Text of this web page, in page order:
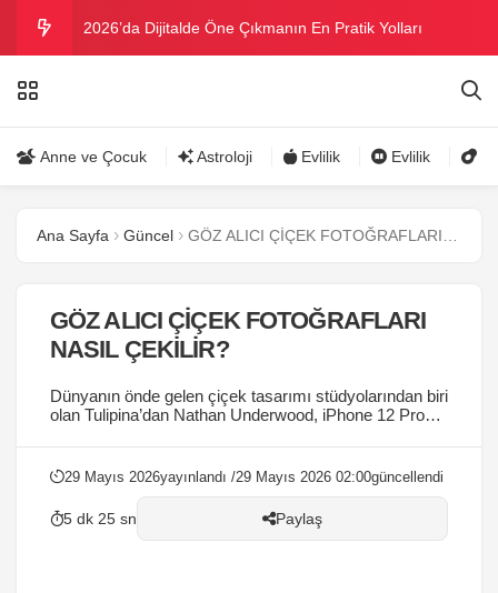
2026’da Dijitalde Öne Çıkmanın En Pratik Yolları
Danla Bilic ile Reynmen Miami’de tatilde
Anne ve Çocuk Astroloji Evlilik Evlilik
Ana Sayfa Güncel
GÖZ ALICI ÇİÇEK FOTOĞRAFLARI
NASIL ÇEKİLİR?
Dünyanın önde gelen çiçek tasarımı stüdyolarından biri
olan Tulipina’dan Nathan Underwood, iPhone 12 Pro
aranjmanlarını çekerek ipuçları verdi....
29 Mayıs 2026yayınlandı /29 Mayıs 2026 02:00güncellendi
5 dk 25 sn Paylaş